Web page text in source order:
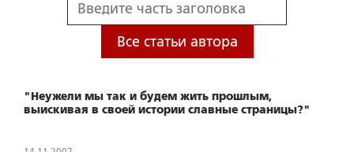
Все статьи автора
"Неужели мы так и будем жить прошлым,
выискивая в своей истории славные страницы?"